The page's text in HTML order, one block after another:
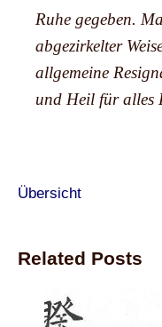
Ruhe gegeben.
abgezirkelter
allgemeine
und Heil für alles
Übersicht
Related Posts